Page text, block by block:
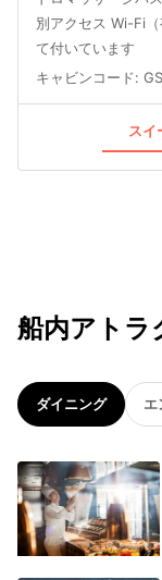
別アクセス Wi-Fi
て付いています
キャビンコード: GS
スイ
船内アトラ
ダイニング エ